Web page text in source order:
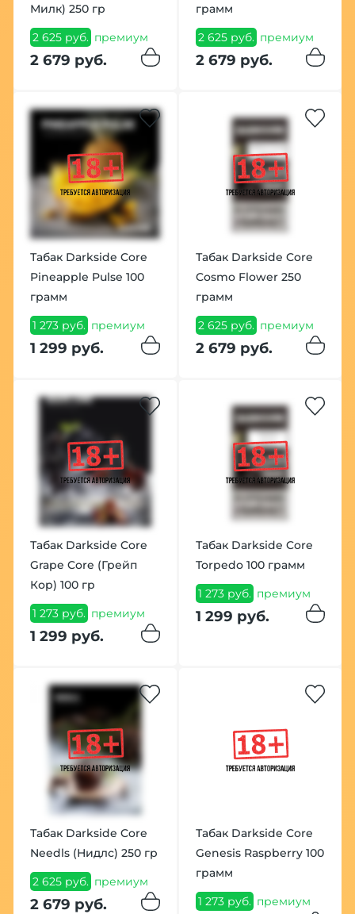
Милк) 250 гр
2 625 руб. премиум
2 679 руб.
грамм
2 625 руб. премиум
2 679 руб.
Табак Darkside Core
Pineapple Pulse 100
грамм
1 273 руб. премиум
1 299 руб.
Табак Darkside Core
Cosmo Flower 250
грамм
2 625 руб. премиум
2 679 руб.
Табак Darkside Core
Grape Core (Грейп
Кор) 100 гр
1 273 руб. премиум
1 299 руб.
Табак Darkside Core
Torpedo 100 грамм
1 273 руб. премиум
1 299 руб.
Табак Darkside Core
Needls (Нидлс) 250 гр
2 625 руб. премиум
2 679 руб.
Табак Darkside Core
Genesis Raspberry 100
грамм
1 273 руб. премиум